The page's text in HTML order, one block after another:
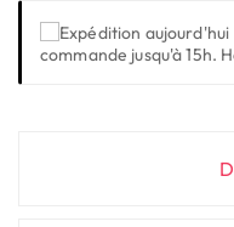
commande jusqu'à 15h.